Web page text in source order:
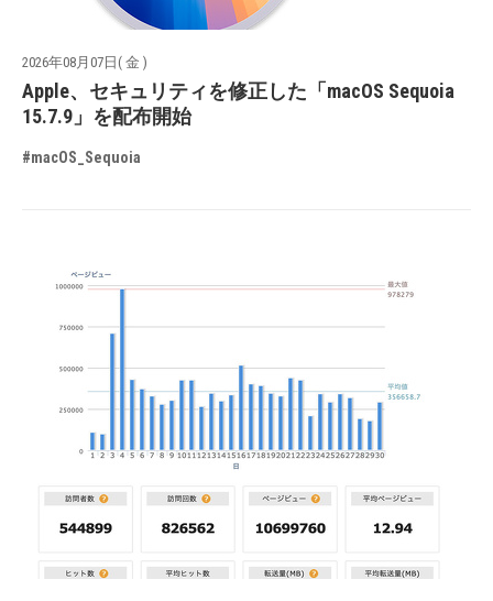
2026年08月07日( 金 )
Apple、セキュリティを修正した「macOS Sequoia
15.7.9」を配布開始
#macOS_Sequoia